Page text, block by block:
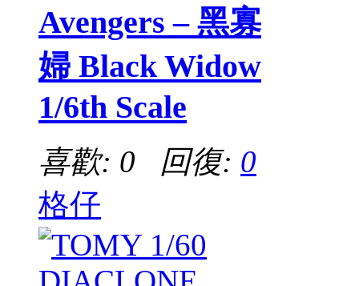
Avengers – 黑寡
婦 Black Widow
1/6th Scale
喜歡: 0 回復: 0
格仔